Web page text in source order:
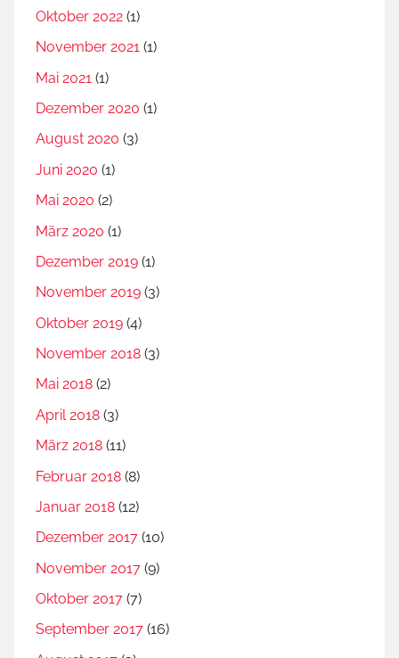
Oktober 2022 (1)
November 2021 (1)
Mai 2021 (1)
Dezember 2020 (1)
August 2020 (3)
Juni 2020 (1)
Mai 2020 (2)
März 2020 (1)
Dezember 2019 (1)
November 2019 (3)
Oktober 2019 (4)
November 2018 (3)
Mai 2018 (2)
April 2018 (3)
März 2018 (11)
Februar 2018 (8)
Januar 2018 (12)
Dezember 2017 (10)
November 2017 (9)
Oktober 2017 (7)
September 2017 (16)